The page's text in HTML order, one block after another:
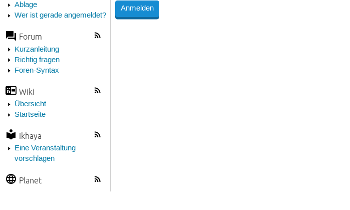
Ablage
Wer ist gerade angemeldet?
Forum
Kurzanleitung
Richtig fragen
Foren-Syntax
Wiki
Übersicht
Startseite
Ikhaya
Eine Veranstaltung
vorschlagen
Planet